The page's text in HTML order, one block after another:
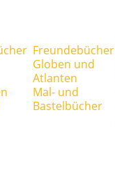
Freundebücher
Globen und
Atlanten
Mal- und
Bastelbücher